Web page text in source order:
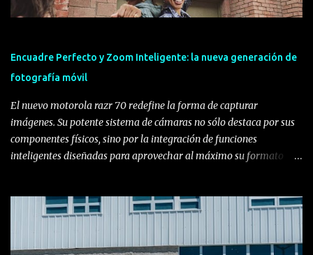
Encuadre Perfecto y Zoom Inteligente: la nueva generación de
fotografía móvil
El nuevo motorola razr 70 redefine la forma de capturar
imágenes. Su potente sistema de cámaras no sólo destaca por sus
componentes físicos, sino por la integración de funciones
inteligentes diseñadas para aprovechar al máximo su formato
saber: • Experiencia de usuario integrada: La familia motorola
en cómo sus funciones inteligentes transforman la usabilidad real